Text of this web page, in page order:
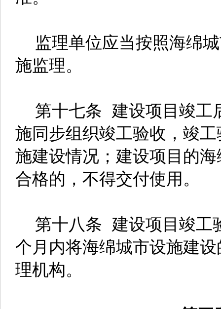
监理单位应当按照海绵
施监理。
第十七条 建设项目竣工
施同步组织竣工验收，竣
施建设情况；建设项目的
合格的，不得交付使用。
第十八条 建设项目竣工
个月内将海绵城市设施建
理机构。